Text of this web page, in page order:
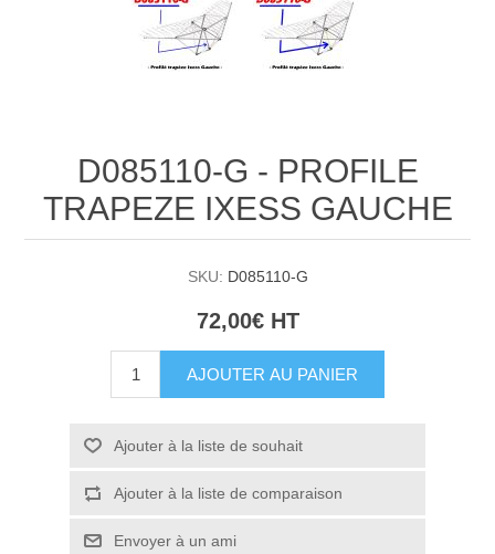
D085110-G - PROFILE
TRAPEZE IXESS GAUCHE
SKU: D085110-G
72,00€ HT
AJOUTER AU PANIER
Ajouter à la liste de souhait
Ajouter à la liste de comparaison
Envoyer à un ami